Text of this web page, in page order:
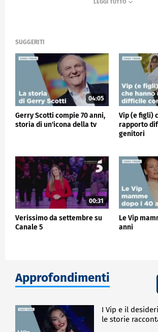
VERISSIMO
SUGGERITI
04:05
Gerry Scotti compie 70 anni,
storia di un'icona della tv
Vip (e figli)
rapporto
genitori
00:31
Verissimo da settembre su
Canale 5
Le Vip
anni
Approfondimenti
I Vip e il
le storie